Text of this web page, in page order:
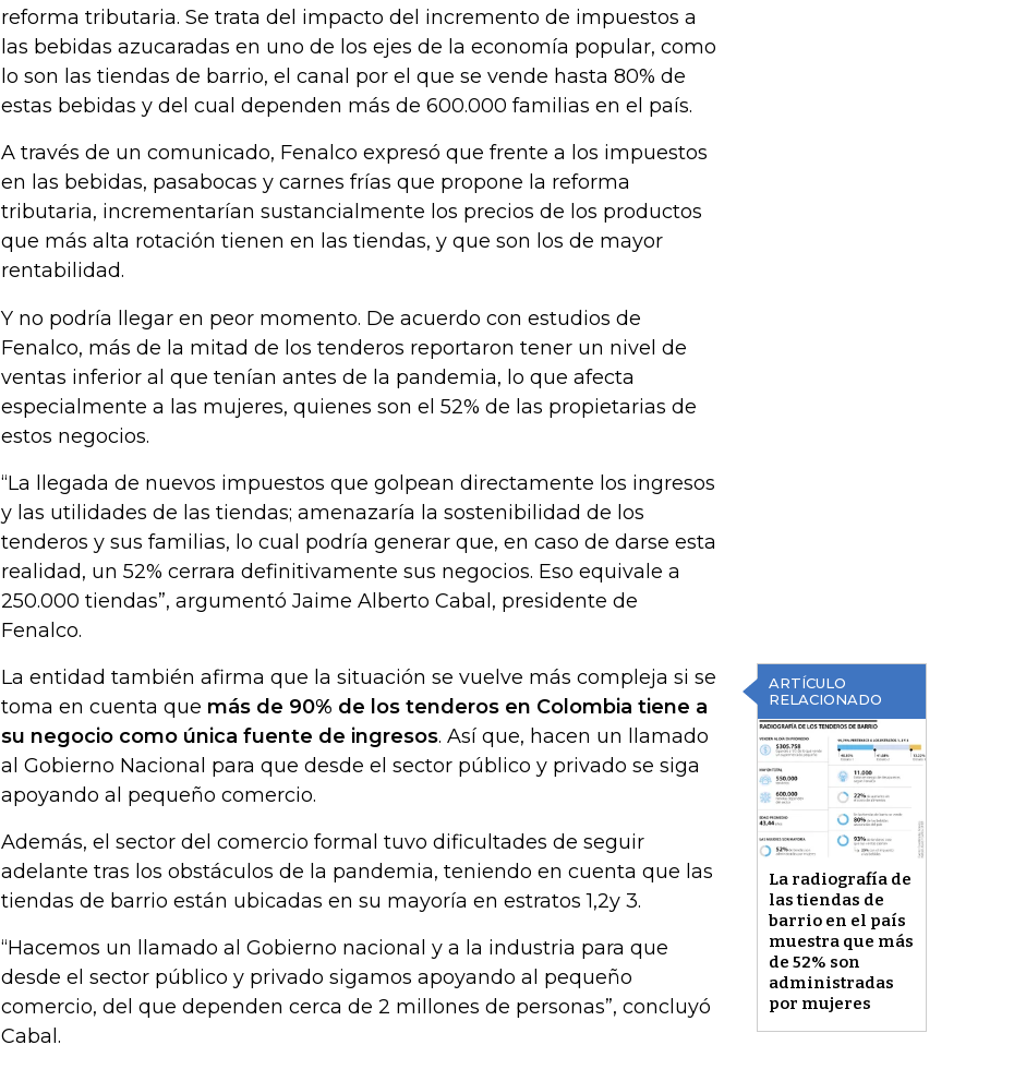
reforma tributaria. Se trata del impacto del incremento de impuestos a
las bebidas azucaradas en uno de los ejes de la economía popular, como
lo son las tiendas de barrio, el canal por el que se vende hasta 80% de
estas bebidas y del cual dependen más de 600.000 familias en el país.
A través de un comunicado, Fenalco expresó que frente a los impuestos
en las bebidas, pasabocas y carnes frías que propone la reforma
tributaria, incrementarían sustancialmente los precios de los productos
que más alta rotación tienen en las tiendas, y que son los de mayor
rentabilidad.
Y no podría llegar en peor momento. De acuerdo con estudios de
Fenalco, más de la mitad de los tenderos reportaron tener un nivel de
ventas inferior al que tenían antes de la pandemia, lo que afecta
especialmente a las mujeres, quienes son el 52% de las propietarias de
estos negocios.
“La llegada de nuevos impuestos que golpean directamente los ingresos
y las utilidades de las tiendas; amenazaría la sostenibilidad de los
tenderos y sus familias, lo cual podría generar que, en caso de darse esta
realidad, un 52% cerrara definitivamente sus negocios. Eso equivale a
250.000 tiendas”, argumentó Jaime Alberto Cabal, presidente de
Fenalco.
ARTÍCULO
RELACIONADO
La radiografía de
las tiendas de
barrio en el país
muestra que más
de 52% son
administradas
por mujeres
La entidad también afirma que la situación se vuelve más compleja si se
toma en cuenta que más de 90% de los tenderos en Colombia tiene a
su negocio como única fuente de ingresos. Así que, hacen un llamado
al Gobierno Nacional para que desde el sector público y privado se siga
apoyando al pequeño comercio.
Además, el sector del comercio formal tuvo dificultades de seguir
adelante tras los obstáculos de la pandemia, teniendo en cuenta que las
tiendas de barrio están ubicadas en su mayoría en estratos 1,2y 3.
“Hacemos un llamado al Gobierno nacional y a la industria para que
desde el sector público y privado sigamos apoyando al pequeño
comercio, del que dependen cerca de 2 millones de personas”, concluyó
Cabal.